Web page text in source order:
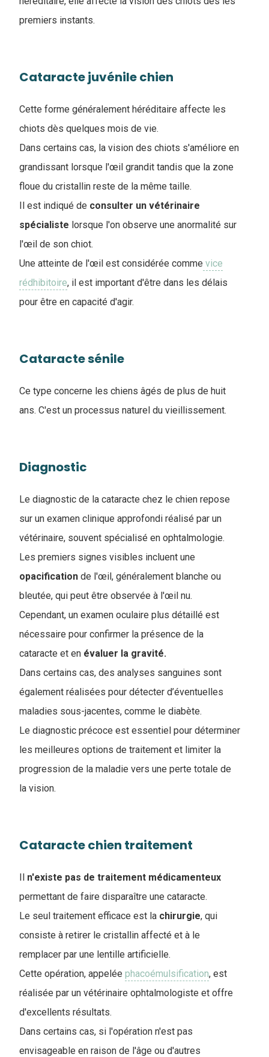
premiers instants.
Cataracte juvénile chien
Cette forme généralement héréditaire affecte les
chiots dès quelques mois de vie.
Dans certains cas, la vision des chiots s'améliore en
grandissant lorsque l'œil grandit tandis que la zone
floue du cristallin reste de la même taille.
Il est indiqué de consulter un vétérinaire
spécialiste lorsque l'on observe une anormalité sur
l'œil de son chiot.
Une atteinte de l'œil est considérée comme vice
rédhibitoire, il est important d'être dans les délais
pour être en capacité d'agir.
Cataracte sénile
Ce type concerne les chiens âgés de plus de huit
ans. C'est un processus naturel du vieillissement.
Diagnostic
Le diagnostic de la cataracte chez le chien repose
sur un examen clinique approfondi réalisé par un
vétérinaire, souvent spécialisé en ophtalmologie.
Les premiers signes visibles incluent une
opacification de l'œil, généralement blanche ou
bleutée, qui peut être observée à l'œil nu.
Cependant, un examen oculaire plus détaillé est
nécessaire pour confirmer la présence de la
cataracte et en évaluer la gravité.
Dans certains cas, des analyses sanguines sont
également réalisées pour détecter d’éventuelles
maladies sous-jacentes, comme le diabète.
Le diagnostic précoce est essentiel pour déterminer
les meilleures options de traitement et limiter la
progression de la maladie vers une perte totale de
la vision.
Cataracte chien traitement
Il n'existe pas de traitement médicamenteux
permettant de faire disparaître une cataracte.
Le seul traitement efficace est la chirurgie, qui
consiste à retirer le cristallin affecté et à le
remplacer par une lentille artificielle.
Cette opération, appelée phacoémulsification, est
réalisée par un vétérinaire ophtalmologiste et offre
d'excellents résultats.
Dans certains cas, si l'opération n'est pas
envisageable en raison de l'âge ou d'autres